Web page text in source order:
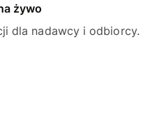
żywo
dla nadawcy i odbiorcy.